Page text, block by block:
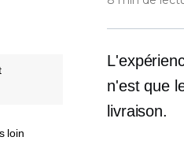
n'est que
livraison.
loin